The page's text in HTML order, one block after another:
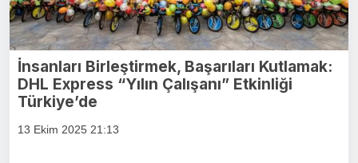
İnsanları Birleştirmek, Başarıları Kutlamak:
DHL Express “Yılın Çalışanı” Etkinliği
Türkiye’de
13 Ekim 2025 21:13